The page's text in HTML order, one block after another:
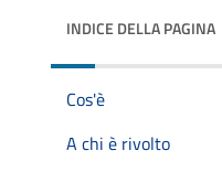
INDICE DELLA PAGINA
Cos'è
A chi è rivolto